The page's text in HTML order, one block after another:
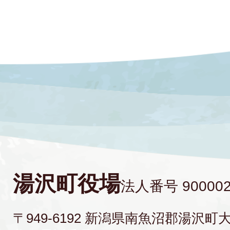
湯沢町役場法人番号
〒949-6192 新潟県南魚沼郡湯沢町